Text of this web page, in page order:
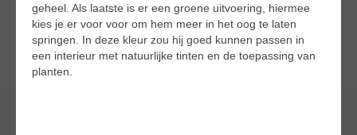
geheel. Als laatste is er een groene uitvoering, hiermee
kies je er voor voor om hem meer in het oog te laten
springen. In deze kleur zou hij goed kunnen passen in
een interieur met natuurlijke tinten en de toepassing van
planten.